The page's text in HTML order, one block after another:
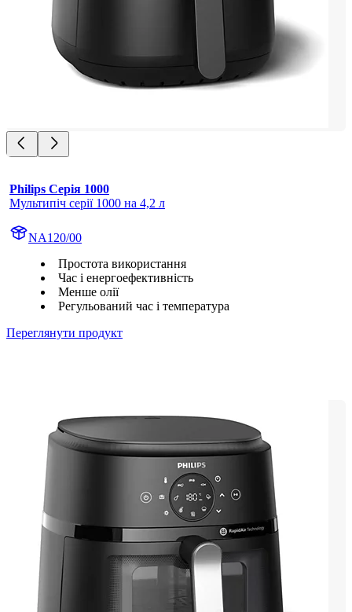
Philips Серія 1000
Мультипіч серії 1000 на 4,2 л
NA120/00
Простота використання
Час і енергоефективність
Менше олії
Регульований час і температура
Переглянути продукт